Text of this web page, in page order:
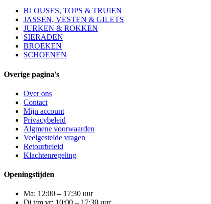
BLOUSES, TOPS & TRUIEN
JASSEN, VESTEN & GILETS
JURKEN & ROKKEN
SIERADEN
BROEKEN
SCHOENEN
Overige pagina's
Over ons
Contact
Mijn account
Privacybeleid
Algmene voorwaarden
Veelgestelde vragen
Retourbeleid
Klachtenregeling
Openingstijden
Ma: 12:00 – 17:30 uur